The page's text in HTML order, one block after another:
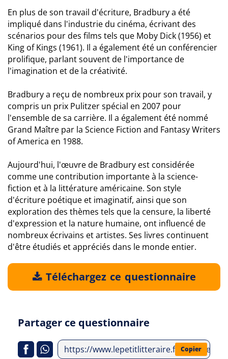
En plus de son travail d'écriture, Bradbury a été
impliqué dans l'industrie du cinéma, écrivant des
scénarios pour des films tels que Moby Dick (1956) et
King of Kings (1961). Il a également été un conférencier
prolifique, parlant souvent de l'importance de
l'imagination et de la créativité.
Bradbury a reçu de nombreux prix pour son travail, y
compris un prix Pulitzer spécial en 2007 pour
l'ensemble de sa carrière. Il a également été nommé
Grand Maître par la Science Fiction and Fantasy Writers
of America en 1988.
Aujourd'hui, l'œuvre de Bradbury est considérée
comme une contribution importante à la science-
fiction et à la littérature américaine. Son style
d'écriture poétique et imaginatif, ainsi que son
exploration des thèmes tels que la censure, la liberté
d'expression et la nature humaine, ont influencé de
nombreux écrivains et artistes. Ses livres continuent
d'être étudiés et appréciés dans le monde entier.
Téléchargez ce questionnaire
Partager ce questionnaire
https://www.lepetitlitteraire.fr/analyses-
Copier